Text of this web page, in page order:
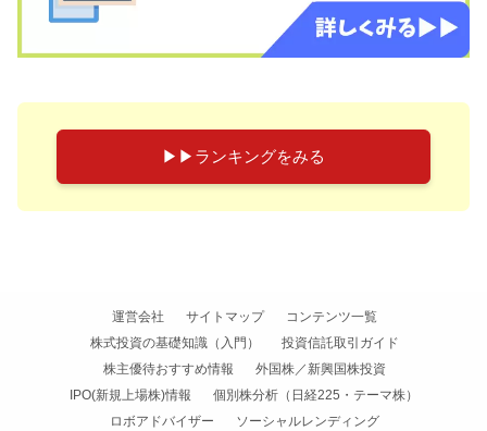
▶︎▶︎ランキングをみる
運営会社 サイトマップ
コンテンツ一覧
株式投資の基礎知識（入門）
投資信託取引ガイド
株主優待おすすめ情報
外国株／新興国株投資
IPO(新規上場株)情報
個別株分析（日経225・テーマ株）
ロボアドバイザー
ソーシャルレンディング